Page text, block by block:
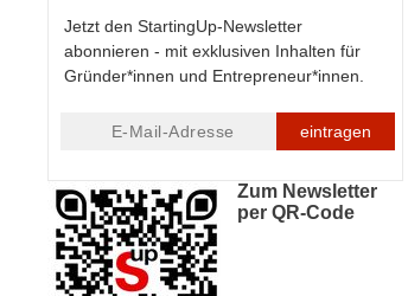
Jetzt den StartingUp-Newsletter
abonnieren - mit exklusiven Inhalten für
Gründer*innen und Entrepreneur*innen.
eintragen
Zum Newsletter
per QR-Code